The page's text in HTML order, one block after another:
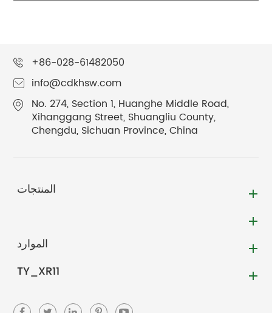
+86-028-61482050
info@cdkhsw.com
No. 274, Section 1, Huanghe Middle Road,
Xihanggang Street, Shuangliu County,
Chengdu, Sichuan Province, China
المنتجات
الموارد
TY_XR11